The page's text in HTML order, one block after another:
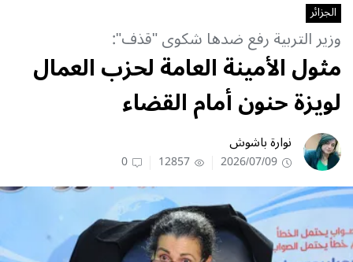
الجزائر
وزير التربية رفع ضدها شكوى "قذف":
مثول الأمينة العامة لحزب العمال
لويزة حنون أمام القضاء
نوارة باشوش
2026/07/09
12857
0